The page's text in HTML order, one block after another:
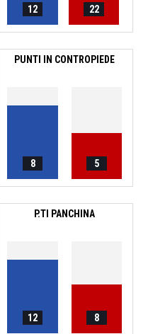
12 22
PUNTI IN CONTROPIEDE
8 5
P.TI PANCHINA
12 8